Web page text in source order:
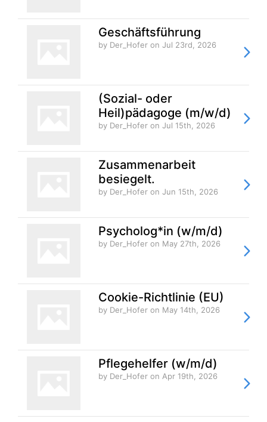
Geschäftsführung
by Der_Hoferon Jul 23rd, 2026
(Sozial- oder
Heil)pädagoge (m/w/d)
by Der_Hoferon Jul 15th, 2026
Zusammenarbeit
besiegelt.
by Der_Hoferon Jun 15th, 2026
Psycholog*in (w/m/d)
by Der_Hoferon May 27th, 2026
Cookie-Richtlinie (EU)
by Der_Hoferon May 14th, 2026
Pflegehelfer (w/m/d)
by Der_Hoferon Apr 19th, 2026